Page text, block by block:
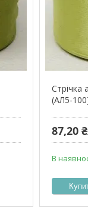
Стрічка
(АЛ5-
87,20
В